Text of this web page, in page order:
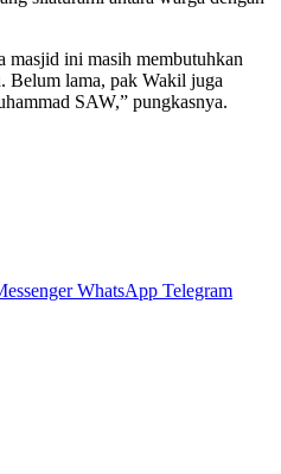
masjid ini masih membutuhkan
Belum lama, pak Wakil juga
SAW,” pungkasnya.
WhatsApp Telegram